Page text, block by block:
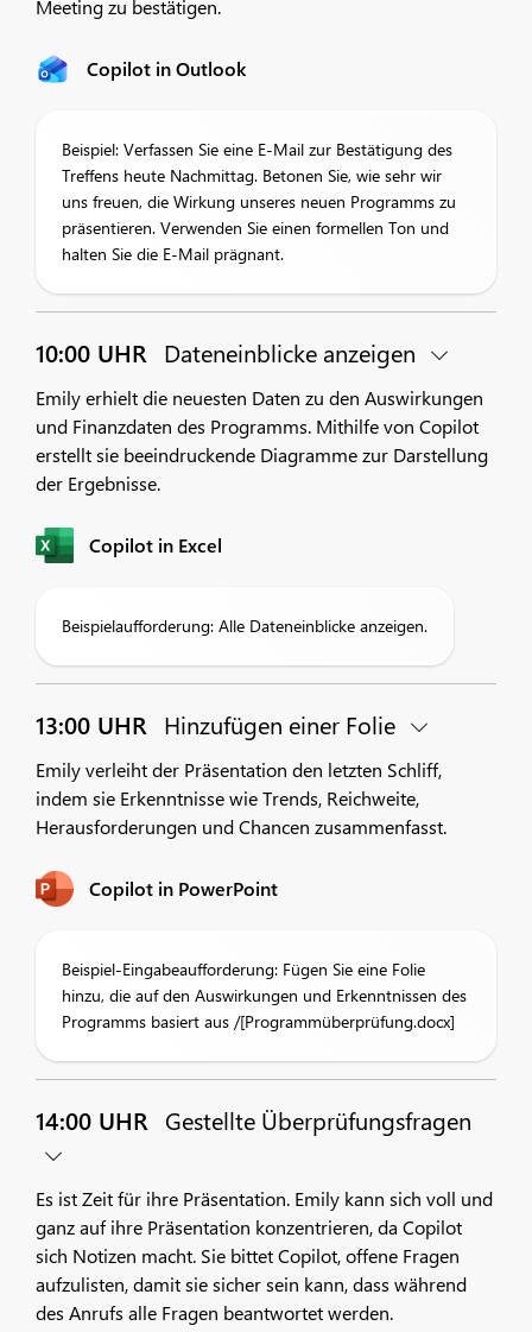
Meeting zu bestätigen.
Copilot in Outlook
Beispiel: Verfassen Sie eine E-Mail zur Bestätigung des
Treffens heute Nachmittag. Betonen Sie, wie sehr wir
uns freuen, die Wirkung unseres neuen Programms zu
präsentieren. Verwenden Sie einen formellen Ton und
halten Sie die E-Mail prägnant.
10:00 UHR Dateneinblicke anzeigen
Emily erhielt die neuesten Daten zu den Auswirkungen
und Finanzdaten des Programms. Mithilfe von Copilot
erstellt sie beeindruckende Diagramme zur Darstellung
der Ergebnisse.
Copilot in Excel
Beispielaufforderung: Alle Dateneinblicke anzeigen.
13:00 UHR Hinzufügen einer Folie
Emily verleiht der Präsentation den letzten Schliff,
indem sie Erkenntnisse wie Trends, Reichweite,
Herausforderungen und Chancen zusammenfasst.
Copilot in PowerPoint
Beispiel-Eingabeaufforderung: Fügen Sie eine Folie
hinzu, die auf den Auswirkungen und Erkenntnissen des
Programms basiert aus /[Programmüberprüfung.docx]
14:00 UHR Gestellte Überprüfungsfragen
Es ist Zeit für ihre Präsentation. Emily kann sich voll und
ganz auf ihre Präsentation konzentrieren, da Copilot
sich Notizen macht. Sie bittet Copilot, offene Fragen
aufzulisten, damit sie sicher sein kann, dass während
des Anrufs alle Fragen beantwortet werden.